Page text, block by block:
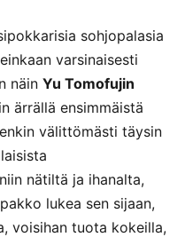
sohjopalasia
varsinaisesti
näin Yu Tomofujin
ärrällä ensimmäistä
välittömästi täysin
nätiltä ja ihanalta,
lukea sen sijaan,
voisihan tuota kokeilla,